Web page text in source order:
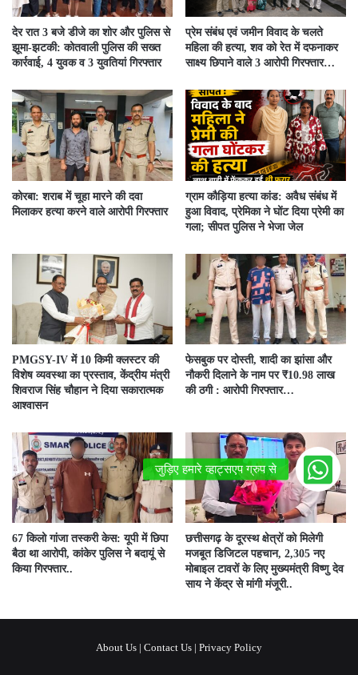
देर रात 3 बजे डीजे का शोर और पुलिस से
झूमा-झटकी: कोतवाली पुलिस की सख्त
कार्रवाई, 4 युवक व 3 युवतियां गिरफ्तार
प्रेम संबंध एवं जमीन विवाद के चलते
महिला की हत्या, शव को रेत में दफनाकर
साक्ष्य छिपाने वाले 3 आरोपी गिरफ्तार…
कोरबा: शराब में चूहा मारने की दवा
मिलाकर हत्या करने वाले आरोपी गिरफ्तार
ग्राम कौड़िया हत्या कांड: अवैध संबंध में
हुआ विवाद, प्रेमिका ने घोंट दिया प्रेमी का
गला; सीपत पुलिस ने भेजा जेल
PMGSY-IV में 10 किमी क्लस्टर की
विशेष व्यवस्था का प्रस्ताव, केंद्रीय मंत्री
शिवराज सिंह चौहान ने दिया सकारात्मक
आश्वासन
फेसबुक पर दोस्ती, शादी का झांसा और
नौकरी दिलाने के नाम पर ₹10.98 लाख
की ठगी : आरोपी गिरफ्तार…
67 किलो गांजा तस्करी केस: यूपी में छिपा
बैठा था आरोपी, कांकेर पुलिस ने बदायूं से
किया गिरफ्तार..
छत्तीसगढ़ के दूरस्थ क्षेत्रों को मिलेगी
मजबूत डिजिटल पहचान, 2,305 नए
मोबाइल टावरों के लिए मुख्यमंत्री विष्णु देव
साय ने केंद्र से मांगी मंजूरी..
About Us | Contact Us | Privacy Policy